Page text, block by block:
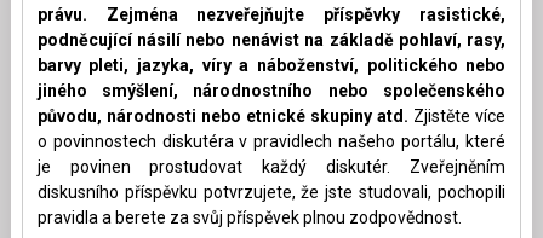
právu. Zejména nezveřejňujte příspěvky rasistické,
podněcující násilí nebo nenávist na základě pohlaví, rasy,
barvy pleti, jazyka, víry a náboženství, politického nebo
jiného smýšlení, národnostního nebo společenského
původu, národnosti nebo etnické skupiny atd. Zjistěte více
o povinnostech diskutéra v pravidlech našeho portálu, které
je povinen prostudovat každý diskutér. Zveřejněním
diskusního příspěvku potvrzujete, že jste studovali, pochopili
pravidla a berete za svůj příspěvek plnou zodpovědnost.